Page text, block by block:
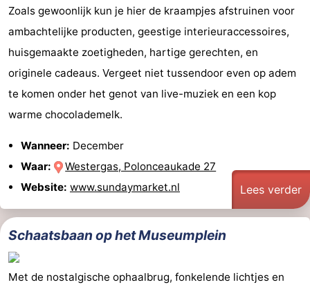
Zoals gewoonlijk kun je hier de kraampjes afstruinen voor
ambachtelijke producten, geestige interieuraccessoires,
huisgemaakte zoetigheden, hartige gerechten, en
originele cadeaus. Vergeet niet tussendoor even op adem
te komen onder het genot van live-muziek en een kop
warme chocolademelk.
Wanneer: December
Waar:
Westergas, Polonceaukade 27
Website: www.sundaymarket.nl Lees verder
Schaatsbaan op het Museumplein
Met de nostalgische ophaalbrug, fonkelende lichtjes en